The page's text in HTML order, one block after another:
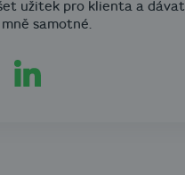
užitek pro klienta a dávat
samotné.